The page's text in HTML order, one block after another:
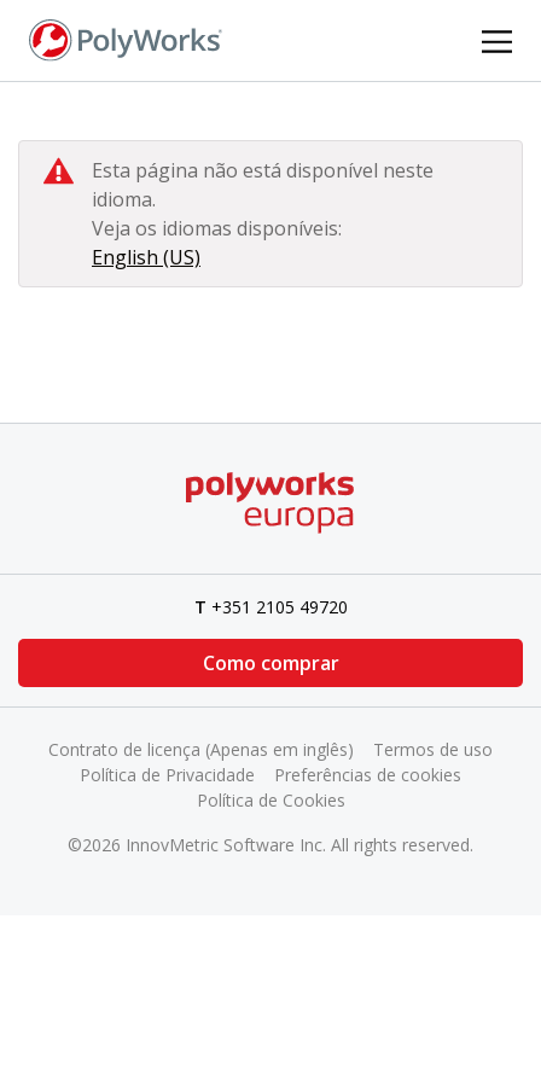
Pular
para
Esta página não está disponível neste
idioma.
Veja os idiomas disponíveis:
English (US)
T +351 2105 49720
Como comprar
©2026 InnovMetric Software Inc. All rights reserved.
Contrato de licença (Apenas em inglês)
Termos de uso
Política de Privacidade
Preferências de cookies
Política de Cookies